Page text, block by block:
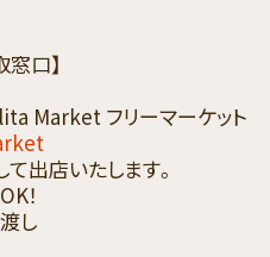
窓口】
Market フリーマーケット
出店いたします。
！
し